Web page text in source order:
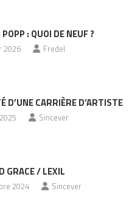
: QUOI DE NEUF ?
2026 Fredel
D’UNE CARRIÈRE D’ARTISTE
Sincever
GRACE / LEXIL
2024 Sincever